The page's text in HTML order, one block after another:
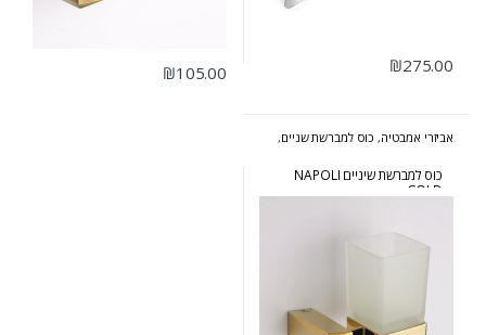
₪275.00
₪105.00
אביזרי אמבטיה, כוס למברשת שניים,
כוס למברשת שיניים NAPOLI
GOLD